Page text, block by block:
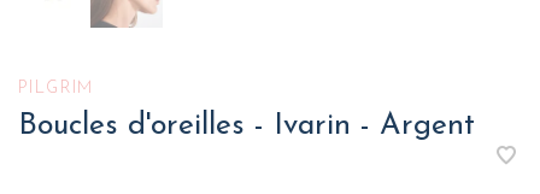
PILGRIM
Boucles d'oreilles - Ivarin - Argent